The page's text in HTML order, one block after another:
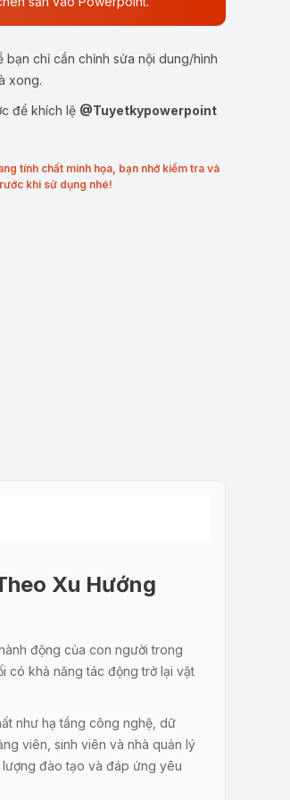
chỉ cần chỉnh sửa nội dung/hình
xong.
để khích lệ @Tuyetkypowerpoint
tính chất minh họa, bạn nhớ kiểm tra và
khi sử dụng nhé!
Xu Hướng
động của con người trong
có khả năng tác động trở lại vật
như hạ tầng công nghệ, dữ
viên, sinh viên và nhà quản lý
đào tạo và đáp ứng yêu